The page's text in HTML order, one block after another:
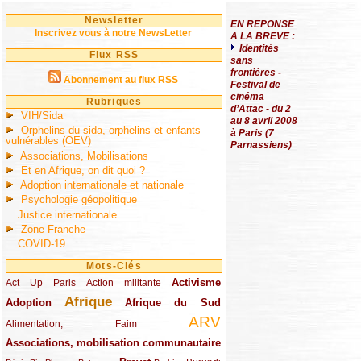
Newsletter
Inscrivez vous à notre NewsLetter
Flux RSS
Abonnement au flux RSS
Rubriques
VIH/Sida
Orphelins du sida, orphelins et enfants
vulnérables (OEV)
Associations, Mobilisations
Et en Afrique, on dit quoi ?
Adoption internationale et nationale
Psychologie géopolitique
Justice internationale
Zone Franche
COVID-19
Mots-Clés
Act Up Paris
(49/289) Action militante
(32/289) Activisme
(73/289)
Adoption
(82/289) Afrique
(161/289) Afrique du Sud
(73/289)
Alimentation, Faim
(48/289) ARV
(203/289)
Associations, mobilisation communautaire
(65/289)
EN REPONSE
A LA BREVE :
Identités
sans
frontières -
Festival de
cinéma
d’Attac - du 2
au 8 avril 2008
à Paris (7
Parnassiens)